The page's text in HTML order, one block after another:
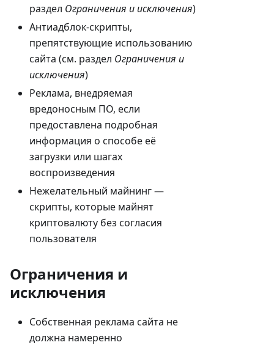
раздел Ограничения и исключения)
Антиадблок-скрипты,
препятствующие использованию
сайта (см. раздел Ограничения и
исключения)
Реклама, внедряемая
вредоносным ПО, если
предоставлена подробная
информация о способе её
загрузки или шагах
воспроизведения
Нежелательный майнинг —
скрипты, которые майнят
криптовалюту без согласия
пользователя
Ограничения и
исключения
Собственная реклама сайта не
должна намеренно